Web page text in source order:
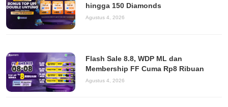
hingga 150 Diamonds
Agustus 4, 2026
Flash Sale 8.8, WDP ML dan
Membership FF Cuma Rp8 Ribuan
Agustus 4, 2026